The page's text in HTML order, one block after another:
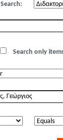
Search:
Search only